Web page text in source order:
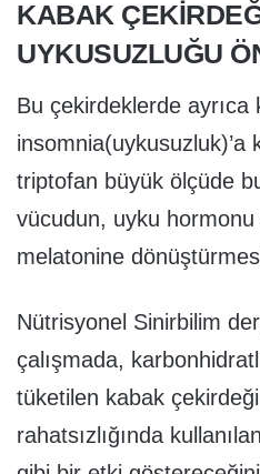
KABAK
UYKUSUZLUĞU
Bu çekirdeklerde ayrıca
insomnia(uykusuzluk)’a
triptofan büyük ölçüde
vücudun, uyku hormonu
melatonine
Nütrisyonel Sinirbilim
çalışmada,
tüketilen kabak
rahatsızlığında